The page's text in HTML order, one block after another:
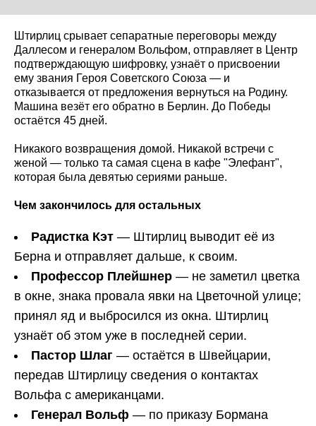
Штирлиц срывает сепаратные переговоры между
Даллесом и генералом Вольфом, отправляет в Центр
подтверждающую шифровку, узнаёт о присвоении
ему звания Героя Советского Союза — и
отказывается от предложения вернуться на Родину.
Машина везёт его обратно в Берлин. До Победы
остаётся 45 дней.
Никакого возвращения домой. Никакой встречи с
женой — только та самая сцена в кафе "Элефант",
которая была девятью сериями раньше.
Чем закончилось для остальных
Радистка Кэт — Штирлиц выводит её из
Берна и отправляет дальше, к своим.
Профессор Плейшнер — не заметил цветка
в окне, знака провала явки на Цветочной улице;
принял яд и выбросился из окна. Штирлиц
узнаёт об этом уже в последней серии.
Пастор Шлаг — остаётся в Швейцарии,
передав Штирлицу сведения о контактах
Вольфа с американцами.
Генерал Вольф — по приказу Бормана